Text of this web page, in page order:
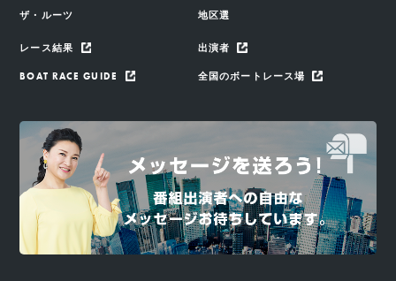
ザ・ルーツ 地区選
レース結果 出演者
BOAT RACE GUIDE 全国のボートレース場